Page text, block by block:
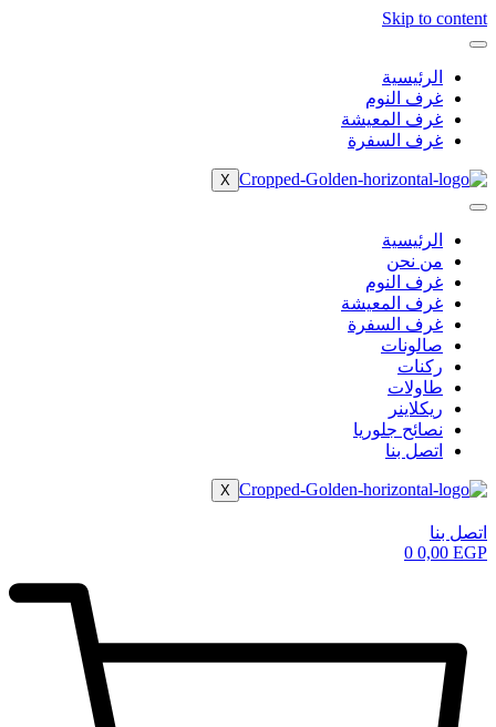
Skip to content
الرئيسية
غرف النوم
غرف المعيشة
غرف السفرة
X
الرئيسية
من نحن
غرف النوم
غرف المعيشة
غرف السفرة
صالونات
ركنات
طاولات
ريكلاينر
نصائح جلوريا
اتصل بنا
X
اتصل بنا
0,00 EGP
0